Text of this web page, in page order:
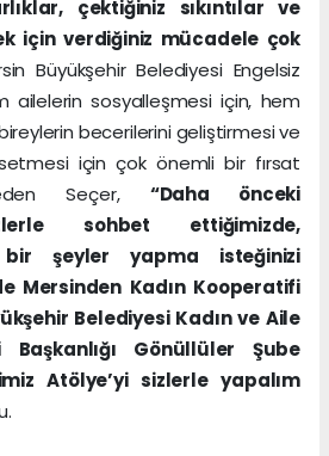
çektiğiniz sıkıntılar ve
için verdiğiniz mücadele çok
Büyükşehir Belediyesi Engelsiz
ailelerin sosyalleşmesi için, hem
becerilerini geliştirmesi ve
için çok önemli bir fırsat
Seçer, “Daha önceki
sohbet ettiğimizde,
şeyler yapma isteğinizi
Mersinden Kadın Kooperatifi
Belediyesi Kadın ve Aile
Başkanlığı Gönüllüler Şube
Atölye’yi sizlerle yapalım